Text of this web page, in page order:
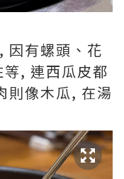
因有螺頭、花
, 連西瓜皮都
則像木瓜, 在湯